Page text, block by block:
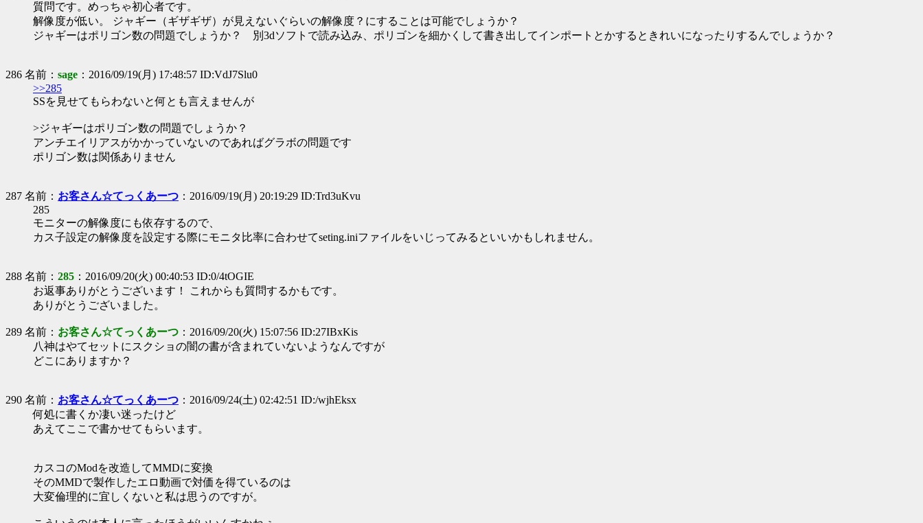
質問です。めっちゃ初心者です。
解像度が低い。 ジャギー（ギザギザ）が見えないぐらいの解像度？にすることは可能でしょうか？
ジャギーはポリゴン数の問題でしょうか？ 別3dソフトで読み込み、ポリゴンを細かくして書き出してインポートとかするときれいになったりするんでしょうか？
286 名前： sage ：2016/09/19(月) 17:48:57 ID:VdJ7Slu0
>>285
SSを見せてもらわないと何とも言えませんが
>ジャギーはポリゴン数の問題でしょうか？
アンチエイリアスがかかっていないのであればグラボの問題です
ポリゴン数は関係ありません
287 名前： お客さん☆てっくあーつ ：2016/09/19(月) 20:19:29 ID:Trd3uKvu
285
モニターの解像度にも依存するので、
カス子設定の解像度を設定する際にモニタ比率に合わせてseting.iniファイルをいじってみるといいかもしれません。
288 名前： 285 ：2016/09/20(火) 00:40:53 ID:0/4tOGIE
お返事ありがとうございます！ これからも質問するかもです。
ありがとうございました。
289 名前： お客さん☆てっくあーつ ：2016/09/20(火) 15:07:56 ID:27IBxKis
八神はやてセットにスクショの闇の書が含まれていないようなんですが
どこにありますか？
290 名前： お客さん☆てっくあーつ ：2016/09/24(土) 02:42:51 ID:/wjhEksx
何処に書くか凄い迷ったけど
あえてここで書かせてもらいます。
カスコのModを改造してMMDに変換
そのMMDで製作したエロ動画で対価を得ているのは
大変倫理的に宜しくないと私は思うのですが。